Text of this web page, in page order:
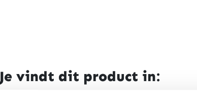
Je vindt dit product in: